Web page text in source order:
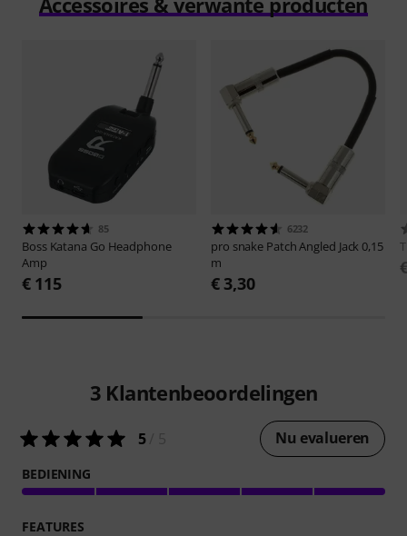
85
Boss Katana Go Headphone
Amp
€ 115
6232
pro snake Patch Angled Jack 0,15
m
€ 3,30
3 Klantenbeoordelingen
5/ 5 Nu evalueren
BEDIENING
FEATURES